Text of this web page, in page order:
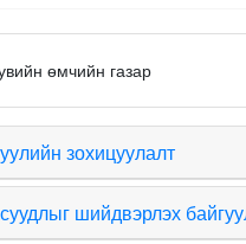
өмчийн газар
зохицуулалт
шийдвэрлэх